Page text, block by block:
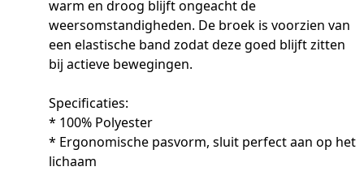
warm en droog blijft ongeacht de
weersomstandigheden. De broek is voorzien van
een elastische band zodat deze goed blijft zitten
bij actieve bewegingen.
Specificaties:
* 100% Polyester
* Ergonomische pasvorm, sluit perfect aan op het
lichaam